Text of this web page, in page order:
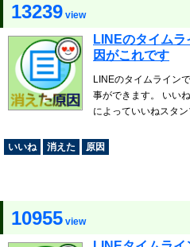
13239 view
LINEのタイム
因がこれです
LINEのタイムライン
事ができます。 いい
によっていいねスタ
いいね
消えた 原因
10955 view